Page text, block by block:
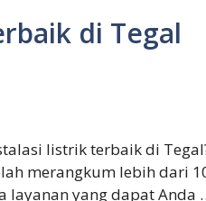
di Tegal
listrik terbaik di
merangkum lebih dari
layanan yang dapat Anda